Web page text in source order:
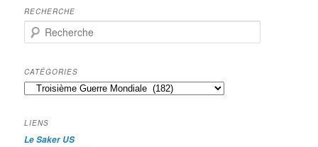
RECHERCHE
e
h
e
r
h
e
CATÉGORIES
Catégories
LIENS
Le Saker US